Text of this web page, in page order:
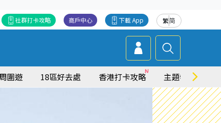
繁简
下載 App
商戶中心
社群打卡攻略
圍遊 18區好去處 香港打卡攻略 主題特集